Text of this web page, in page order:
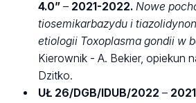
4.0”– 2021-2022. Nowe
tiosemikarbazydu i
etiologii Toxoplasma gondii w
Kierownik - A. Bekier, opiekun
Dzitko.
UŁ 26/DGB/IDUB/2022–